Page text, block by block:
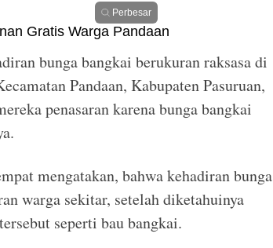
Perbesar
bunga bangkai berukuran raksasa di
Pandaan, Kabupaten Pasuruan,
penasaran karena bunga bangkai
mengatakan, bahwa kehadiran bunga
warga sekitar, setelah diketahuinya
seperti bau bangkai.